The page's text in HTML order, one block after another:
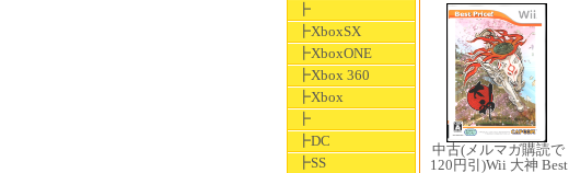
┣
┣XboxSX
┣XboxONE
┣Xbox 360
┣Xbox
┣
┣DC
┣SS
中古(メルマガ購読で
120円引)Wii 大神 Best